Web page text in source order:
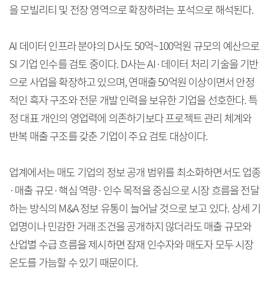
을 모빌리티 및 전장 영역으로 확장하려는 포석으로 해석된다.
AI 데이터 인프라 분야의 D사도 50억~100억원 규모의 예산으로
SI 기업 인수를 검토 중이다. D사는 AI·데이터 처리 기술을 기반
으로 사업을 확장하고 있으며, 연매출 50억원 이상이면서 안정
적인 흑자 구조와 전문 개발 인력을 보유한 기업을 선호한다. 특
정 대표 개인의 영업력에 의존하기보다 프로젝트 관리 체계와
반복 매출 구조를 갖춘 기업이 주요 검토 대상이다.
업계에서는 매도 기업의 정보 공개 범위를 최소화하면서도 업종
·매출 규모·핵심 역량·인수 목적을 중심으로 시장 흐름을 전달
하는 방식의 M&A 정보 유통이 늘어날 것으로 보고 있다. 상세 기
업명이나 민감한 거래 조건을 공개하지 않더라도 매출 규모와
산업별 수급 흐름을 제시하면 잠재 인수자와 매도자 모두 시장
온도를 가늠할 수 있기 때문이다.